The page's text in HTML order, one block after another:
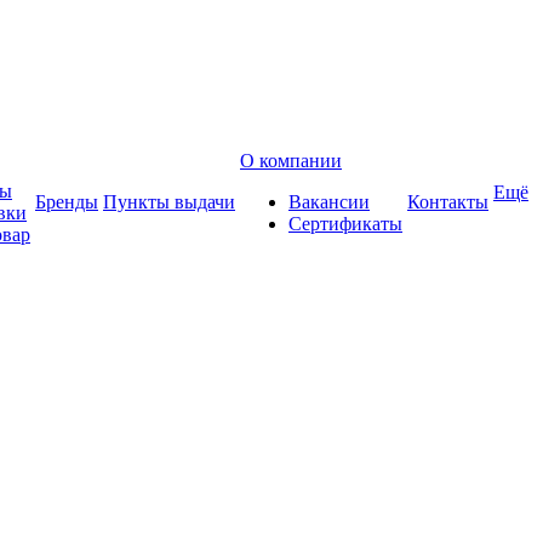
Бренды Пункты выдачи
О компании
Вакансии
Сертификаты
Контакты Ещё